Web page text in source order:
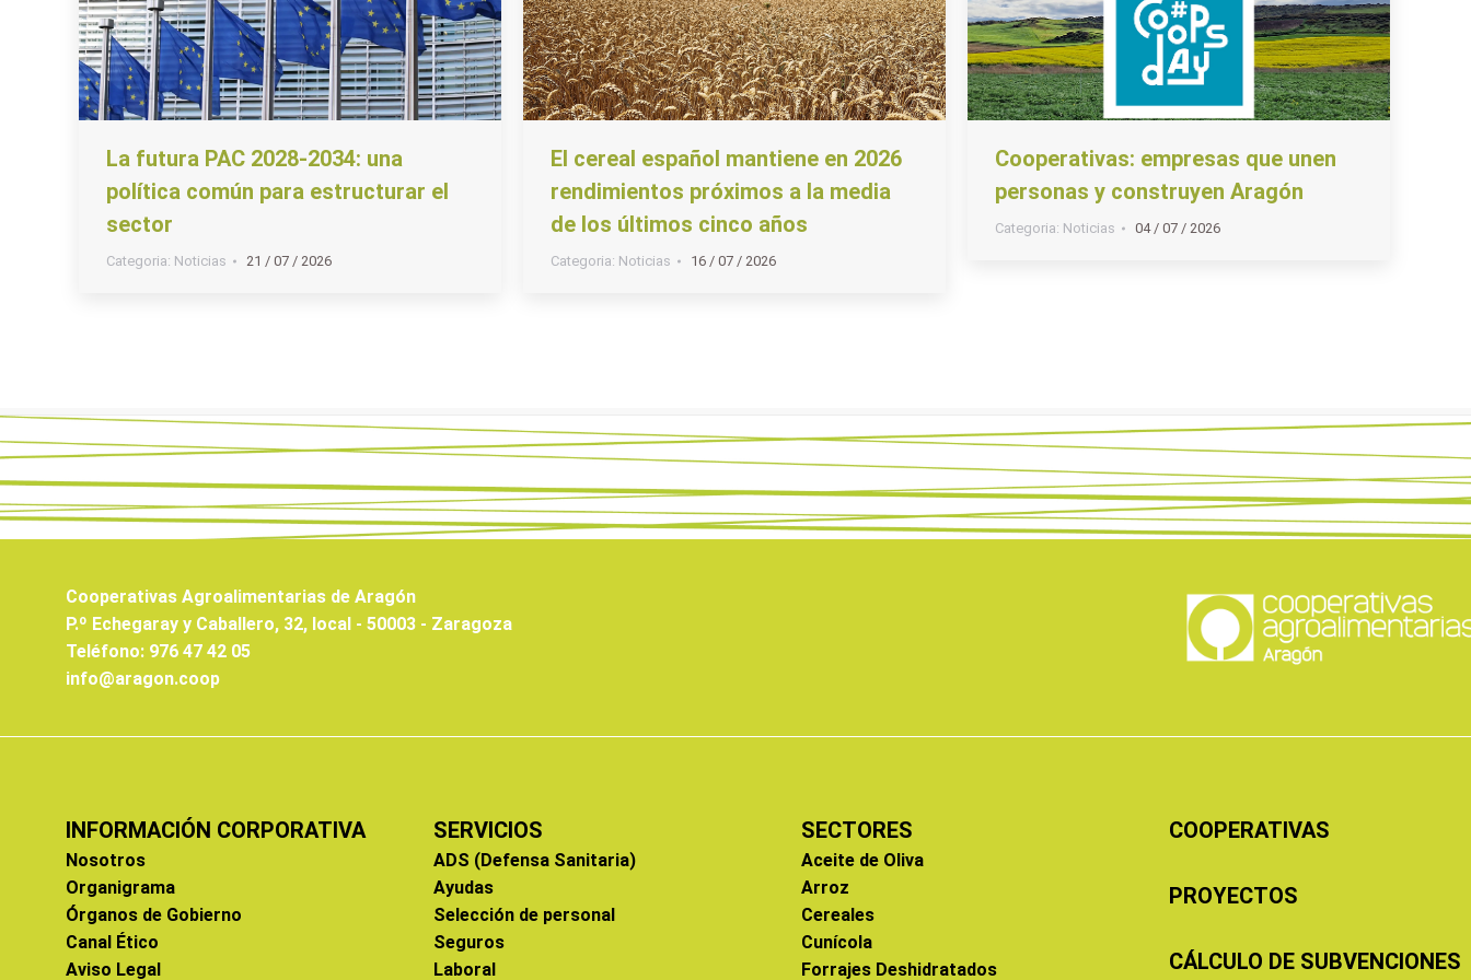
La futura PAC 2028-2034: una
política común para estructurar el
sector
Categoria: Noticias 21 / 07 / 2026
El cereal español mantiene en 2026
rendimientos próximos a la media
de los últimos cinco años
Categoria: Noticias 16 / 07 / 2026
Cooperativas: empresas que unen
personas y construyen Aragón
Categoria: Noticias 04 / 07 / 2026
Cooperativas Agroalimentarias de Aragón
P.º Echegaray y Caballero, 32, local - 50003 - Zaragoza
Teléfono: 976 47 42 05
info@aragon.coop
INFORMACIÓN CORPORATIVA
Nosotros
Organigrama
Órganos de Gobierno
Canal Ético
Aviso Legal
SERVICIOS
ADS (Defensa Sanitaria)
Ayudas
Selección de personal
Seguros
Laboral
SECTORES
Aceite de Oliva
Arroz
Cereales
Cunícola
Forrajes Deshidratados
COOPERATIVAS
PROYECTOS
CÁLCULO DE SUBVENCIONES